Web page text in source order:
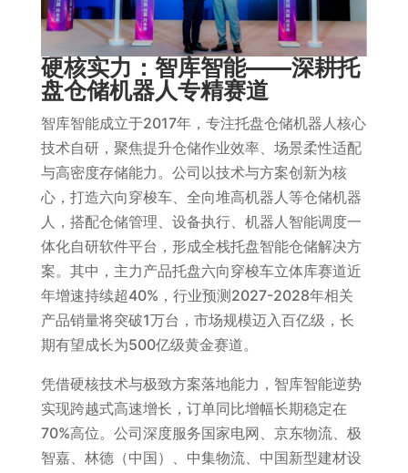
硬核实力：智库智能——深耕托
盘仓储机器人专精赛道
智库智能成立于2017年，专注托盘仓储机器人核心
技术自研，聚焦提升仓储作业效率、场景柔性适配
与高密度存储能力。公司以技术与方案创新为核
心，打造六向穿梭车、全向堆高机器人等仓储机器
人，搭配仓储管理、设备执行、机器人智能调度一
体化自研软件平台，形成全栈托盘智能仓储解决方
案。其中，主力产品托盘六向穿梭车立体库赛道近
年增速持续超40%，行业预测2027-2028年相关
产品销量将突破1万台，市场规模迈入百亿级，长
期有望成长为500亿级黄金赛道。
凭借硬核技术与极致方案落地能力，智库智能逆势
实现跨越式高速增长，订单同比增幅长期稳定在
70%高位。公司深度服务国家电网、京东物流、极
智嘉、林德（中国）、中集物流、中国新型建材设